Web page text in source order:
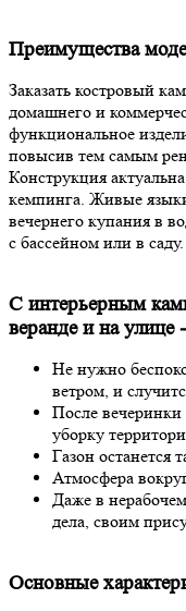
Преимущества
Заказать костровый
домашнего и
функциональное
повысив тем самым
Конструкция
кемпинга. Живые
вечернего купания в
с бассейном или в саду.
С интерьерным
веранде и на улице
Не нужно
ветром, и
После вечеринки
уборку
Газон останется
Атмосфера
Даже в
дела, своим
Основные